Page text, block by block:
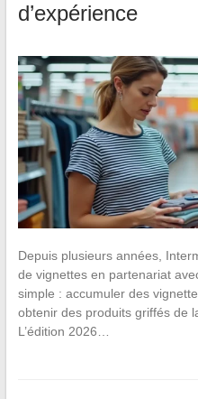
d’expérience
Depuis plusieurs années,
de vignettes en partenariat
simple : accumuler des
obtenir des produits griffés de
L’édition 2026…